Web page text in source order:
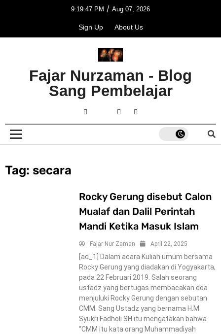
9:19:47 PM / Aug 07, 2026
Sign Up About Us
Fajar Nurzaman - Blog
Sang Pembelajar
Tag: secara
Rocky Gerung disebut Calon
Mualaf dan Dalil Perintah
Mandi Ketika Masuk Islam
Fajar Nur Zaman April 22, 2025
[ad_1] Dalam acara Kuliah umum bersama
Rocky Gerung yang diadakan di Yogyakarta,
pada 22 Februari 2019. Salah seorang
ustadz yang bertugas membacakan doa
menjuluki Rocky Gerung dengan sebutan
CMM. Sang Ustadz yang bernama H.M
Syukri Fadholi SH itu mengatakan bahwa
“CMM itu kata orang Muhammadiyah